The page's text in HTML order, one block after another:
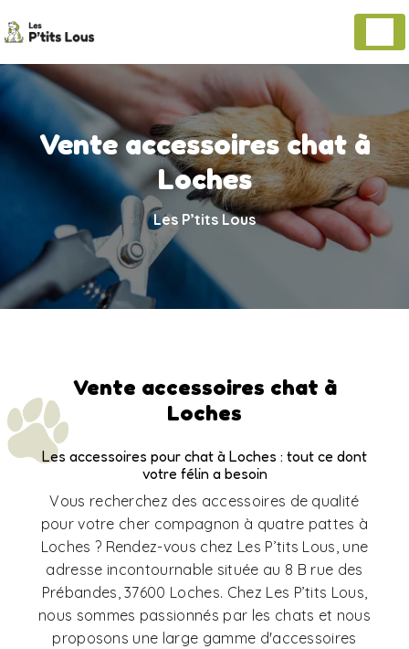
Vente accessoires chat à
Loches
Les P’tits Lous
Vente accessoires chat à
Loches
Les accessoires pour chat à Loches : tout ce dont
votre félin a besoin
Vous recherchez des accessoires de qualité
pour votre cher compagnon à quatre pattes à
Loches ? Rendez-vous chez Les P’tits Lous, une
adresse incontournable située au 8 B rue des
Prébandes, 37600 Loches. Chez Les P’tits Lous,
nous sommes passionnés par les chats et nous
proposons une large gamme d'accessoires